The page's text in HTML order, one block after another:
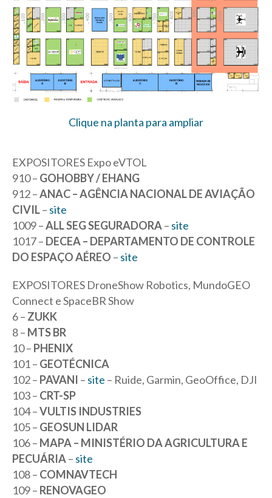
Clique na planta para ampliar
EXPOSITORES Expo eVTOL
910 – GOHOBBY / EHANG
912 –ANAC – AGÊNCIA NACIONAL DE AVIAÇÃO
CIVIL– site
1009 –ALL SEG SEGURADORA– site
1017 – DECEA – DEPARTAMENTO DE CONTROLE
DO ESPAÇO AÉREO – site
EXPOSITORES DroneShow Robotics, MundoGEO
Connect e SpaceBR Show
6 – ZUKK
8 – MTS BR
10 – PHENIX
101 – GEOTÉCNICA
102 – PAVANI – site – Ruide, Garmin, GeoOffice, DJI
103 – CRT-SP
104 –VULTIS INDUSTRIES
105 – GEOSUN LIDAR
106 – MAPA – MINISTÉRIO DA AGRICULTURA E
PECUÁRIA– site
108 – COMNAVTECH
109 – RENOVAGEO